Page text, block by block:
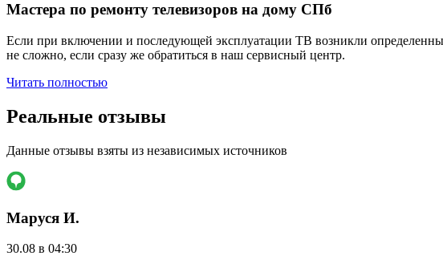
Мастера по ремонту телевизоров на дому СПб
Если при включении и последующей эксплуатации ТВ возникли
не сложно, если сразу же обратиться в наш сервисный центр.
Читать полностью
Реальные отзывы
Данные отзывы взяты из независимых источников
Маруся И.
30.08 в 04:30